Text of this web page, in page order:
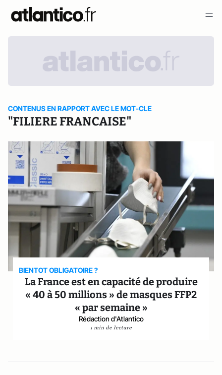
CONTENUS EN RAPPORT AVEC LE MOT-CLE
"FILIERE FRANCAISE"
BIENTOT OBLIGATOIRE ?
La France est en capacité de produire
« 40 à 50 millions » de masques FFP2
« par semaine »
Rédaction d'Atlantico
1 min de lecture